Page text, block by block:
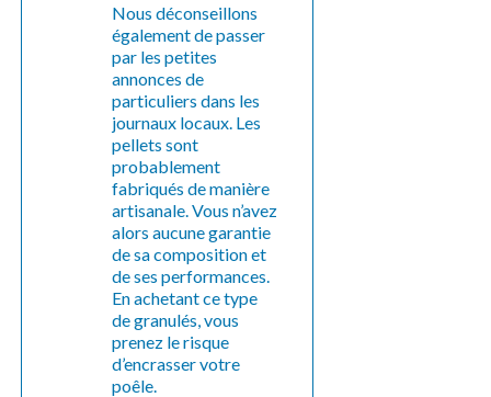
Nous déconseillons
également de passer
par les petites
annonces de
particuliers dans les
journaux locaux. Les
pellets sont
probablement
fabriqués de manière
artisanale. Vous n’avez
alors aucune garantie
de sa composition et
de ses performances.
En achetant ce type
de granulés, vous
prenez le risque
d’encrasser votre
poêle.